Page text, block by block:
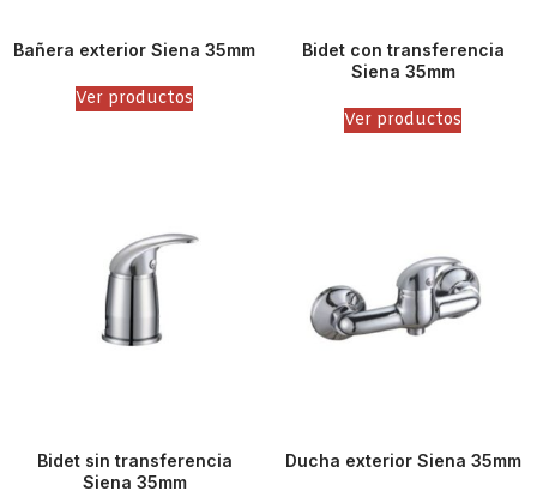
Bañera exterior Siena 35mm
Ver productos
Bidet con transferencia
Siena 35mm
Ver productos
Bidet sin transferencia
Siena 35mm
Ducha exterior Siena 35mm